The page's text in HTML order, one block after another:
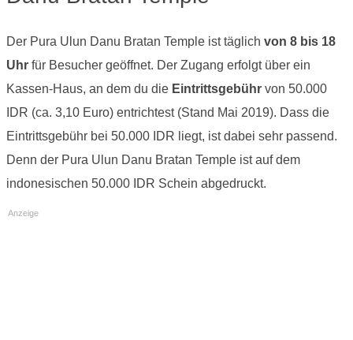
Der Pura Ulun Danu Bratan Temple ist täglich von 8 bis 18
Uhr für Besucher geöffnet. Der Zugang erfolgt über ein
Kassen-Haus, an dem du die Eintrittsgebühr von 50.000
IDR (ca. 3,10 Euro) entrichtest (Stand Mai 2019). Dass die
Eintrittsgebühr bei 50.000 IDR liegt, ist dabei sehr passend.
Denn der Pura Ulun Danu Bratan Temple ist auf dem
indonesischen 50.000 IDR Schein abgedruckt.
Anzeige